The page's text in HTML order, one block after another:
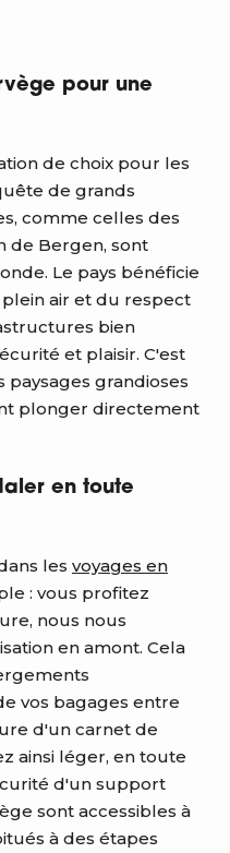
pour une
de choix pour les
de grands
comme celles des
de Bergen, sont
Le pays bénéficie
air et du respect
bien
et plaisir. C'est
paysages grandioses
plonger directement
en toute
les voyages en
: vous profitez
nous nous
en amont. Cela
vos bagages entre
d'un carnet de
ainsi léger, en toute
d'un support
sont accessibles à
à des étapes